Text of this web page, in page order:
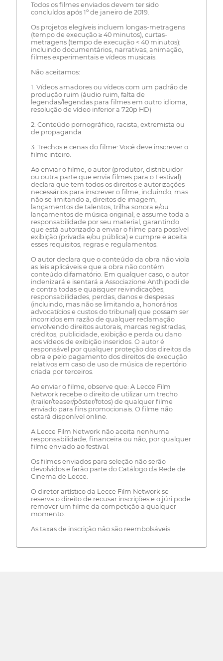
Todos os filmes enviados devem ter sido
concluídos após 1º de janeiro de 2019.
Os projetos elegíveis incluem longas-metragens
(tempo de execução ≥ 40 minutos), curtas-
metragens (tempo de execução < 40 minutos);
incluindo documentários, narrativas, animação,
filmes experimentais e vídeos musicais.
Não aceitamos:
1. Vídeos amadores ou vídeos com um padrão de
produção ruim (áudio ruim, falta de
legendas/legendas para filmes em outro idioma,
resolução de vídeo inferior a 720p HD)
2. Conteúdo pornográfico, racista, extremista ou
de propaganda
3. Trechos e cenas do filme: Você deve inscrever o
filme inteiro.
Ao enviar o filme, o autor (produtor, distribuidor
ou outra parte que envia filmes para o Festival)
declara que tem todos os direitos e autorizações
necessários para inscrever o filme, incluindo, mas
não se limitando a, direitos de imagem,
lançamentos de talentos, trilha sonora e/ou
lançamentos de música original; e assume toda a
responsabilidade por seu material, garantindo
que está autorizado a enviar o filme para possível
exibição (privada e/ou pública) e cumpre e aceita
esses requisitos, regras e regulamentos.
O autor declara que o conteúdo da obra não viola
as leis aplicáveis e que a obra não contém
conteúdo difamatório. Em qualquer caso, o autor
indenizará e isentará a Associazione Anthipodi de
e contra todas e quaisquer reivindicações,
responsabilidades, perdas, danos e despesas
(incluindo, mas não se limitando a, honorários
advocatícios e custos do tribunal) que possam ser
incorridos em razão de qualquer reclamação
envolvendo direitos autorais, marcas registradas,
créditos, publicidade, exibição e perda ou dano
aos vídeos de exibição inseridos. O autor é
responsável por qualquer proteção dos direitos da
obra e pelo pagamento dos direitos de execução
relativos em caso de uso de música de repertório
criada por terceiros.
Ao enviar o filme, observe que: A Lecce Film
Network recebe o direito de utilizar um trecho
(trailer/teaser/pôster/fotos) de qualquer filme
enviado para fins promocionais. O filme não
estará disponível online.
A Lecce Film Network não aceita nenhuma
responsabilidade, financeira ou não, por qualquer
filme enviado ao festival.
Os filmes enviados para seleção não serão
devolvidos e farão parte do Catálogo da Rede de
Cinema de Lecce.
O diretor artístico da Lecce Film Network se
reserva o direito de recusar inscrições e o júri pode
remover um filme da competição a qualquer
momento.
As taxas de inscrição não são reembolsáveis.